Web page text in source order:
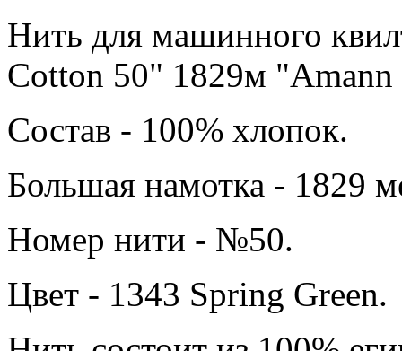
Нить для машинного
Cotton 50" 1829м
Состав - 100% хлопок.
Большая намотка - 1829
Номер нити - №50.
Цвет - 1343 Spring Green.